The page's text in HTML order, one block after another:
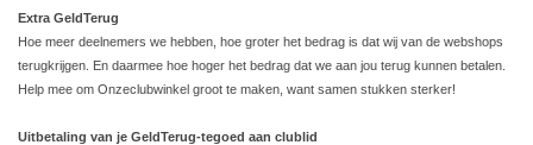
Extra GeldTerug
Hoe meer deelnemers we hebben, hoe groter het bedrag is dat wij van de webshops
terugkrijgen. En daarmee hoe hoger het bedrag dat we aan jou terug kunnen betalen.
Help mee om Onzeclubwinkel groot te maken, want samen stukken sterker!
Uitbetaling van je GeldTerug-tegoed aan clublid